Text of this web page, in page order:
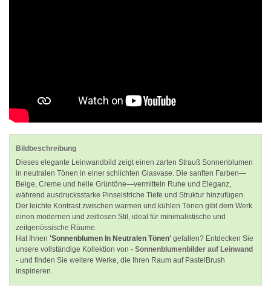
Bildbeschreibung
Dieses elegante Leinwandbild zeigt einen zarten Strauß Sonnenblumen
in neutralen Tönen in einer schlichten Glasvase. Die sanften Farben—
Beige, Creme und helle Grüntöne—vermitteln Ruhe und Eleganz,
während ausdrucksstarke Pinselstriche Tiefe und Struktur hinzufügen.
Der leichte Kontrast zwischen warmen und kühlen Tönen gibt dem Werk
einen modernen und zeitlosen Stil, ideal für minimalistische und
zeitgenössische Räume.
Hat Ihnen 'Sonnenblumen In Neutralen Tönen' gefallen? Entdecken Sie
unsere vollständige Kollektion von - Sonnenblumenbilder auf Leinwand
- und finden Sie weitere Werke, die Ihren Raum auf PastelBrush
inspirieren.